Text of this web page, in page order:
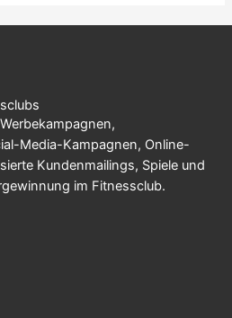
Media-Kampagnen, Online-
Kundenmailings, Spiele und
im Fitnessclub.